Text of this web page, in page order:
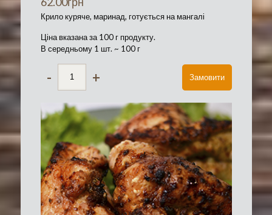
Крило куряче, маринад, готується на мангалі
Ціна вказана за 100 г продукту.
В середньому 1 шт. ~ 100 г
- + Замовити